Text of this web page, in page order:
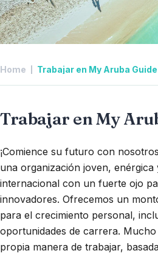
Home Trabajar en My Aruba Guide
Trabajar en My
¡Comience su futuro con
una organización joven,
internacional con un fuerte ojo
innovadores. Ofrecemos un
para el crecimiento personal,
oportunidades de carrera.
propia manera de trabajar,